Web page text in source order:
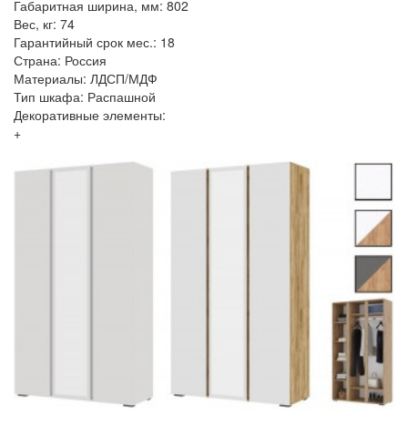
Габаритная ширина, мм: 802
Вес, кг: 74
Гарантийный срок мес.: 18
Страна: Россия
Материалы: ЛДСП/МДФ
Тип шкафа: Распашной
Декоративные элементы:
+